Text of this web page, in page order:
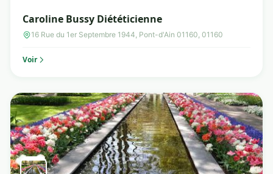
Caroline Bussy Diététicienne
16 Rue du 1er Septembre 1944, Pont-d'Ain 01160, 01160
Voir